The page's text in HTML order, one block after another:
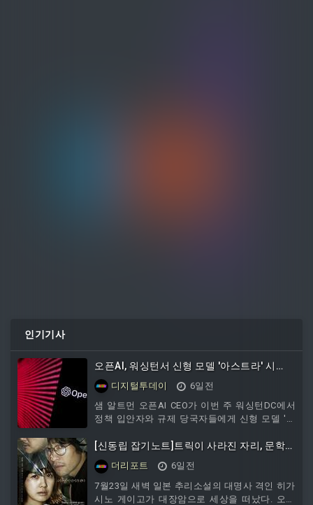
인기기사
오픈AI, 워싱턴서 신형 모델 '아스트라' 시
연..."다수 에이전트 장시간 함께 작동"
디지털투데이
6일전
샘 알트먼 오픈AI CEO가 이번 주 워싱턴DC에서
정책 입안자와 규제 당국자들에게 신형 모델 '아
명을 인용해 31일 보도했다.보도에 따르면 오픈
AI는 아스트라가 여러 에이전트를 장시간 함께
돌려 프로젝트나 고난도 수학 문제 같은 특히 어
려운 과제를 풀어내는 능력을 갖췄다고 강조했
다. 아스트라는 솔, 테라, 루나에 이어 오픈AI가
[신동립 잡기노트]트릭이 사라진 자리, 문학은
무엇으로 남는가
더리포트
6일전
7월23일 새벽 일본 추리소설의 대명사 격인 히가
시노 게이고가 대장암으로 세상을 떠났다. 오사